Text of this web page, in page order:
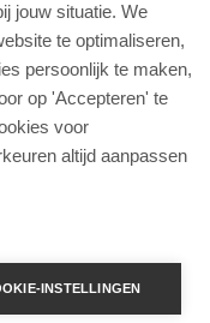
voorraad
jouw situatie. We
te optimaliseren,
persoonlijk te maken,
op 'Accepteren' te
voor
altijd aanpassen
INSTELLINGEN